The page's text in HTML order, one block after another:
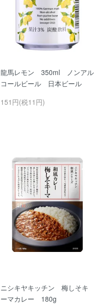
龍馬レモン 350ml ノンアル
コールビール 日本ビール
151円(税11円)
ニシキヤキッチン 梅しそキ
ーマカレー 180g